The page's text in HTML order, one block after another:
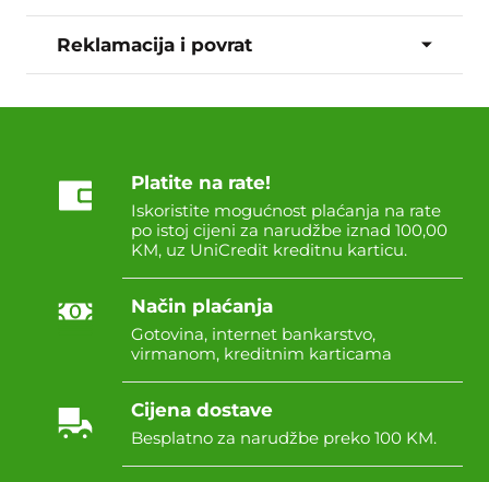
Reklamacija i povrat
Platite na rate!
Iskoristite mogućnost plaćanja na rate
po istoj cijeni za narudžbe iznad 100,00
KM, uz UniCredit kreditnu karticu.
Način plaćanja
Gotovina, internet bankarstvo,
virmanom, kreditnim karticama
Cijena dostave
Besplatno za narudžbe preko 100 KM.